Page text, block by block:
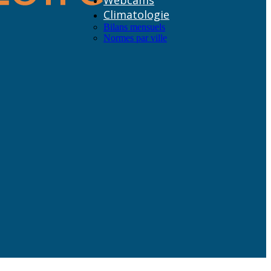
Climatologie
Bilans mensuels
Normes par ville